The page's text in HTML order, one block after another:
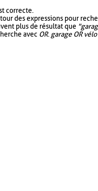
correcte.
des expressions pour
plus de résultat que
avec OR. garage OR vélo